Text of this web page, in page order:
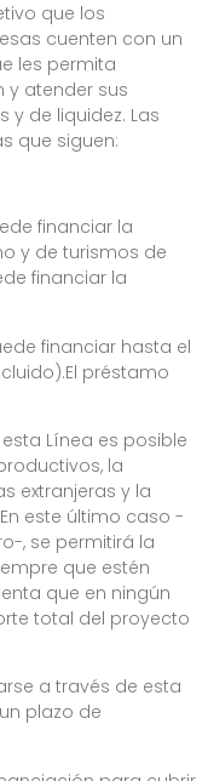
que los
cuenten con un
les permita
y atender sus
y de liquidez. Las
que siguen:
financiar la
y de turismos de
financiar la
financiar hasta el
préstamo
Línea es posible
la
extranjeras y la
este último caso -
, se permitirá la
que estén
que en ningún
total del proyecto
a través de esta
plazo de